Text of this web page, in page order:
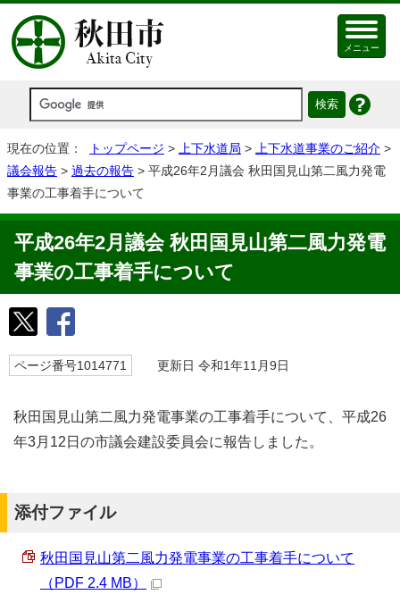
メニュー
現在の位置： トップページ > 上下水道局 > 上下水道事業のご紹介 >
議会報告 > 過去の報告 > 平成26年2月議会 秋田国見山第二風力発電
事業の工事着手について
平成26年2月議会 秋田国見山第二風力発電
事業の工事着手について
ページ番号1014771 更新日 令和1年11月9日
秋田国見山第二風力発電事業の工事着手について、平成26
年3月12日の市議会建設委員会に報告しました。
添付ファイル
秋田国見山第二風力発電事業の工事着手について
（PDF 2.4 MB）